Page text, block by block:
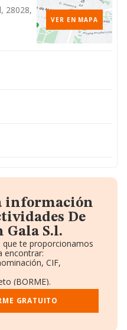
28028,
VER EN MAPA
información
De
Gala S.l.
te proporcionamos
encontrar:
CIF,
(BORME).
y Empleados.
y Administradores.
GRATUITO